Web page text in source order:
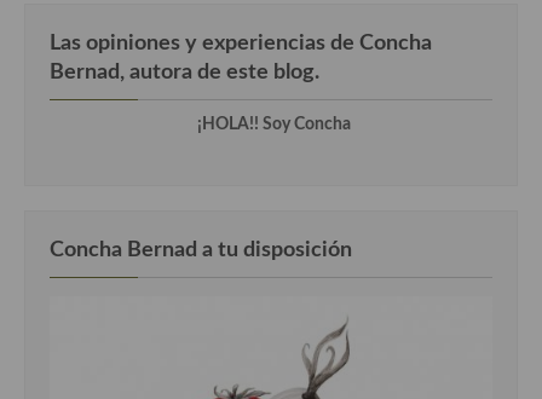
Cocina Riojana
Las opiniones y experiencias de Concha
Bernad, autora de este blog.
¡HOLA!! Soy Concha
Concha Bernad a tu disposición